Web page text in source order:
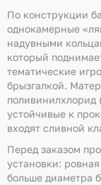
По конструкции
однокамерные
надувными
который
тематические
брызгалкой.
устойчивые к
входят сливной
Перед заказом
установки:
больше диаметра